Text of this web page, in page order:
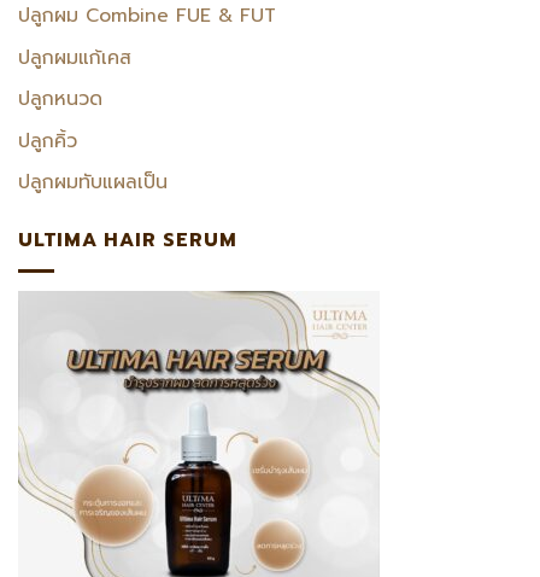
ปลูกผม Combine FUE & FUT
ปลูกผมแก้เคส
ปลูกหนวด
ปลูกคิ้ว
ปลูกผมทับแผลเป็น
ULTIMA HAIR SERUM